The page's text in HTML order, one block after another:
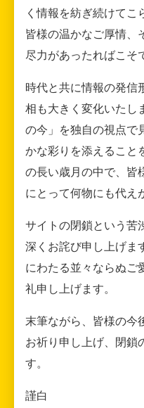
く情報を紡ぎ続けて
皆様の温かなご厚情、
尽力があったればこそ
時代と共に情報の発信
相も大きく変化いたし
の今」を独自の視点で
かな彩りを添えること
の長い歳月の中で、皆
にとって何物にも代え
サイトの閉鎖という苦
深くお詫び申し上げま
にわたる並々ならぬご
礼申し上げます。
末筆ながら、皆様の今
お祈り申し上げ、閉鎖
す。
謹白